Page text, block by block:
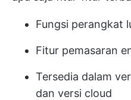
Fungsi perangkat
Fitur pemasaran
Tersedia dalam
dan versi cloud